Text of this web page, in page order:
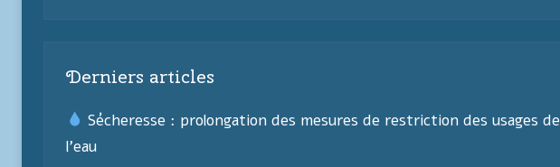
Derniers articles
Sécheresse : prolongation des mesures de restriction des usages de
l’eau